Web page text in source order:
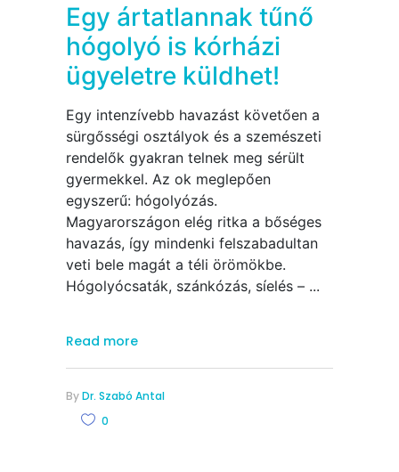
Egy ártatlannak tűnő
hógolyó is kórházi
ügyeletre küldhet!
Egy intenzívebb havazást követően a
sürgősségi osztályok és a szemészeti
rendelők gyakran telnek meg sérült
gyermekkel. Az ok meglepően
egyszerű: hógolyózás.
Magyarországon elég ritka a bőséges
havazás, így mindenki felszabadultan
veti bele magát a téli örömökbe.
Hógolyócsaták, szánkózás, síelés –
Read more
ByDr. Szabó Antal
0